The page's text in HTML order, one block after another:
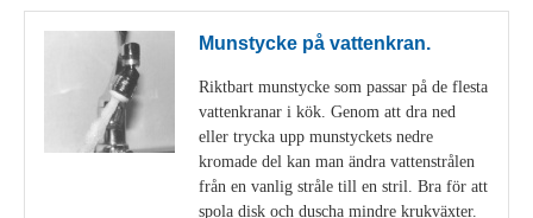
Munstycke på vattenkran.
Riktbart munstycke som passar på de flesta
vattenkranar i kök. Genom att dra ned
eller trycka upp munstyckets nedre
kromade del kan man ändra vattenstrålen
från en vanlig stråle till en stril. Bra för att
spola disk och duscha mindre krukväxter.